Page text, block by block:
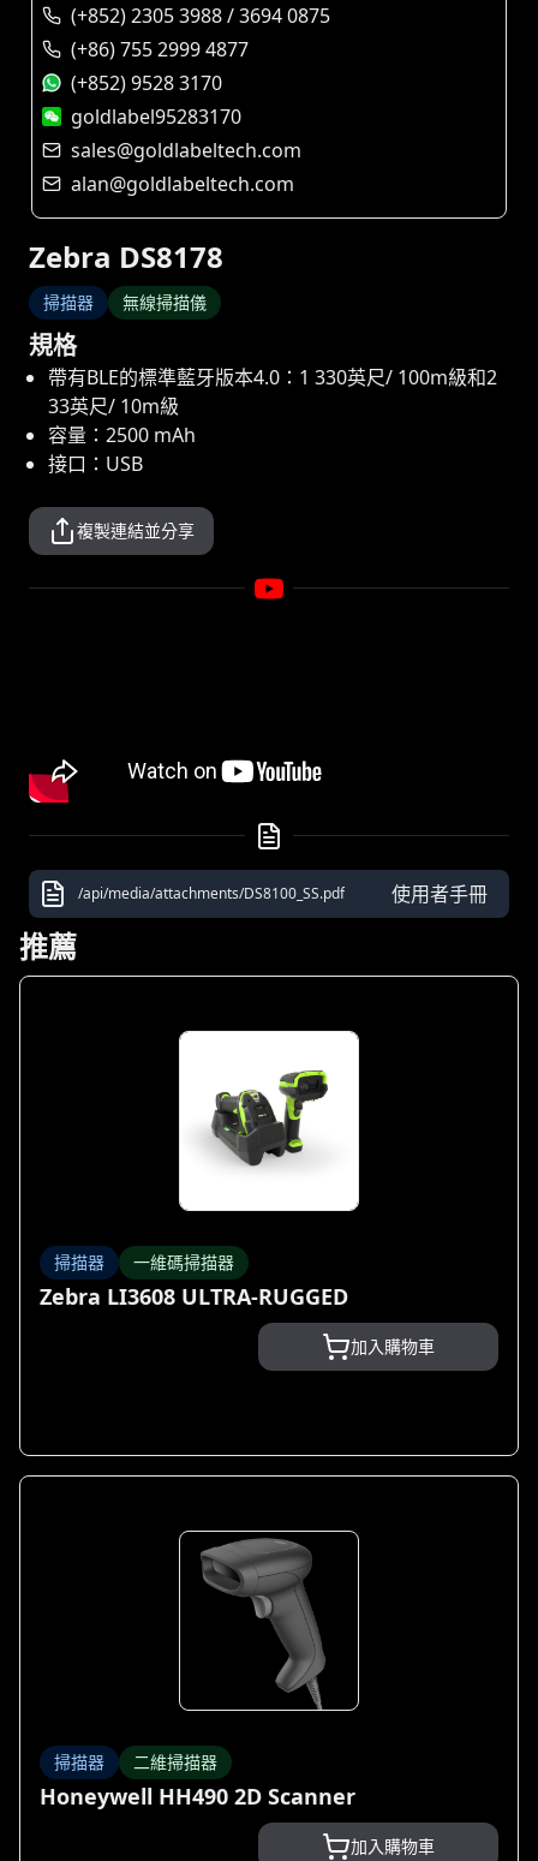
Zebra DS8178
掃描器 無線掃描儀
規格
帶有BLE的標準藍牙版本4.0：1 330英尺/ 100m級和2
33英尺/ 10m級
容量：2500 mAh
接口：USB
複製連結並分享
/api/media/attachments/DS8100_SS.pdf 使用者手冊
(+852) 2305 3988 / 3694 0875
(+86) 755 2999 4877
(+852) 9528 3170
goldlabel95283170
sales@goldlabeltech.com
alan@goldlabeltech.com
推薦
掃描器 一維碼掃描器
Zebra LI3608 ULTRA-RUGGED
加入購物車
掃描器 二維掃描器
Honeywell HH490 2D Scanner
加入購物車